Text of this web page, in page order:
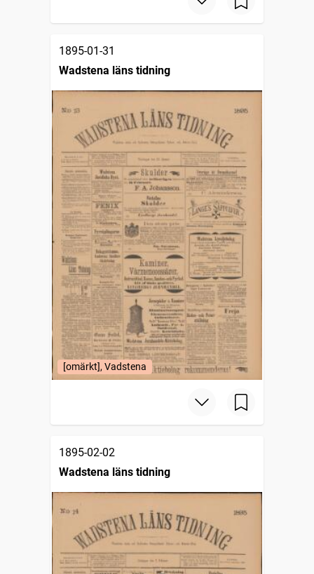
1895-01-31
Wadstena läns tidning
[omärkt], Vadstena
1895-02-02
Wadstena läns tidning